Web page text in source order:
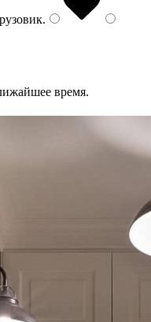
.
время.